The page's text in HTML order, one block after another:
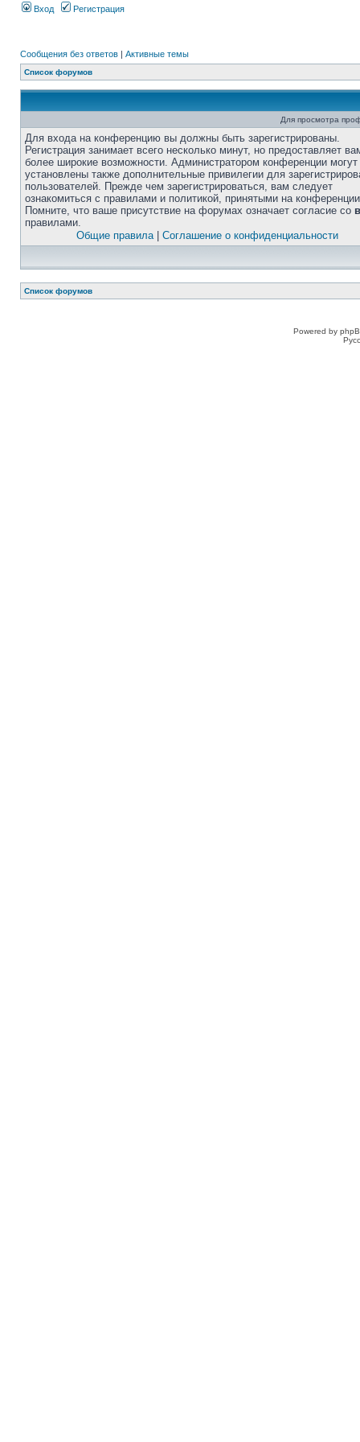
Вход Регистрация
Сообщения без ответов | Активные темы
Список форумов
Для просмотра
Для входа на конференцию вы должны быть зарегистрированы.
Регистрация занимает всего несколько минут, но предоставляет
более широкие возможности. Администратором конференции
установлены также дополнительные привилегии для
пользователей. Прежде чем зарегистрироваться, вам следует
ознакомиться с правилами и политикой, принятыми на
Помните, что ваше присутствие на форумах означает согласие со
правилами.
Общие правила| Соглашение о конфиденциальности
Список форумов
Powered by